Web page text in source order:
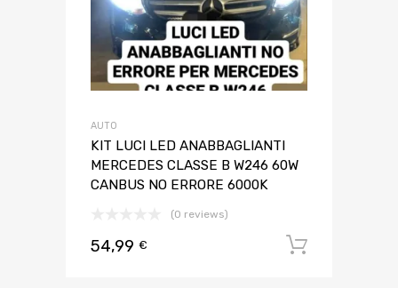
AUTO
KIT LUCI LED ANABBAGLIANTI
MERCEDES CLASSE B W246 60W
CANBUS NO ERRORE 6000K
(0 reviews)
54,99 €